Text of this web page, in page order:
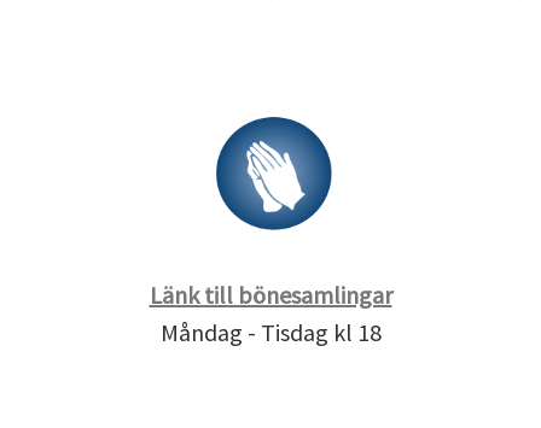
Länk till bönesamlingar
Måndag - Tisdag kl 18